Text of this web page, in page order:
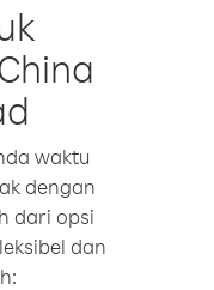
waktu
dengan
dari opsi
dan